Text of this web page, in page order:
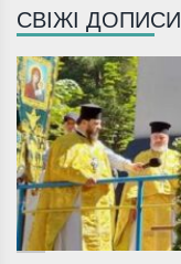
СВІЖІ ДОПИСИ